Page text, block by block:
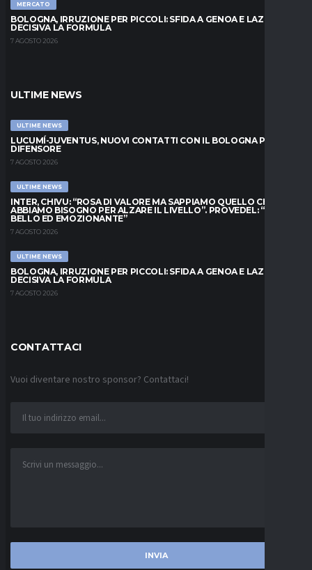
MERCATO
BOLOGNA, IRRUZIONE PER PICCOLI: SFIDA A GENOA E LAZIO,
DECISIVA LA FORMULA
7 AGOSTO 2026
ULTIME NEWS
ULTIME NEWS
LUCUMÍ-JUVENTUS, NUOVI CONTATTI CON IL BOLOGNA PER IL
DIFENSORE
7 AGOSTO 2026
ULTIME NEWS
INTER, CHIVU: “ROSA DI VALORE MA SAPPIAMO QUELLO CHE
ABBIAMO BISOGNO PER ALZARE IL LIVELLO”. PROVEDEL: “MESE
BELLO ED EMOZIONANTE”
7 AGOSTO 2026
ULTIME NEWS
BOLOGNA, IRRUZIONE PER PICCOLI: SFIDA A GENOA E LAZIO,
DECISIVA LA FORMULA
7 AGOSTO 2026
CONTATTACI
Vuoi diventare nostro sponsor? Contattaci!